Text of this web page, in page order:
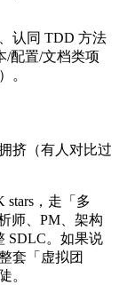
认同 TDD 方法
配置/文档类项
。
挤（有人对比过
stars，走「多
师、PM、架构
SDLC。如果说
套「虚拟团
。